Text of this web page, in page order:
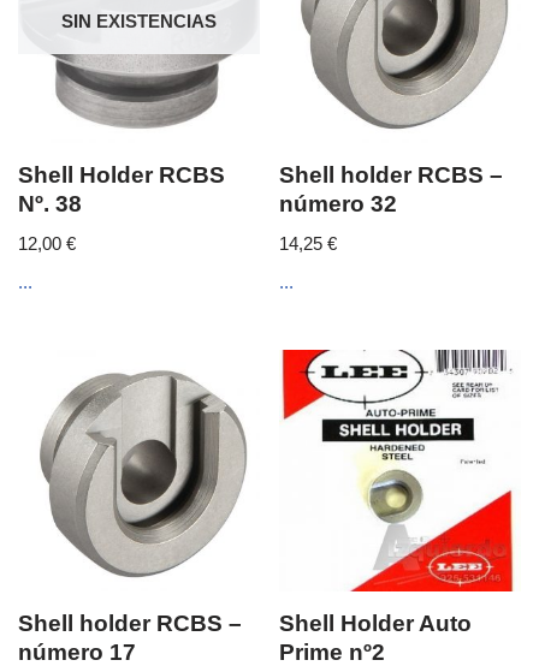
SIN EXISTENCIAS
Shell Holder RCBS
Nº. 38
12,00 €
...
Shell holder RCBS –
número 32
14,25€
...
Shell holder RCBS –
número 17
Shell Holder Auto
Prime nº2